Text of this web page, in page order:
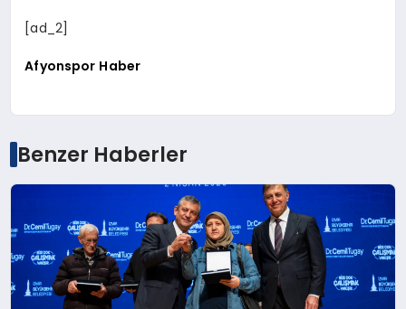
[ad_2]
Afyonspor Haber
Benzer Haberler